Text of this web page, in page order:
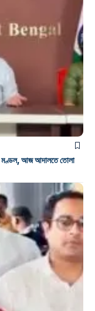
মণ্ডল, আজ আদালতে তোলা